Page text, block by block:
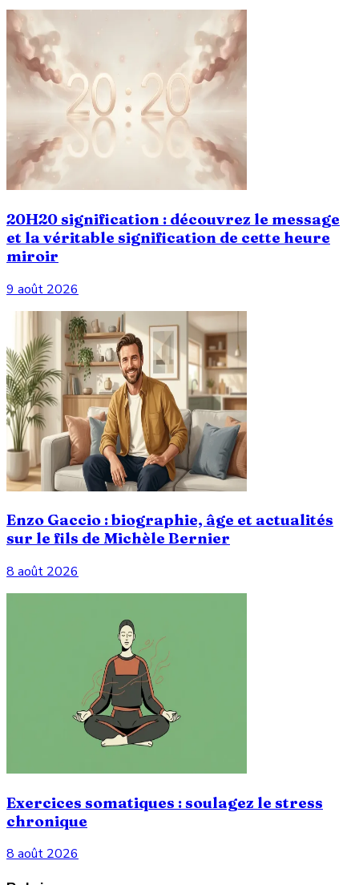
20H20 signification : découvrez le message
et la véritable signification de cette heure
miroir
9 août 2026
Enzo Gaccio : biographie, âge et actualités
sur le fils de Michèle Bernier
8 août 2026
Exercices somatiques : soulagez le stress
chronique
8 août 2026